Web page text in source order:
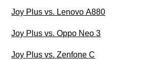
Joy Plus vs. Lenovo A880
Joy Plus vs. Oppo Neo 3
Joy Plus vs. Zenfone C